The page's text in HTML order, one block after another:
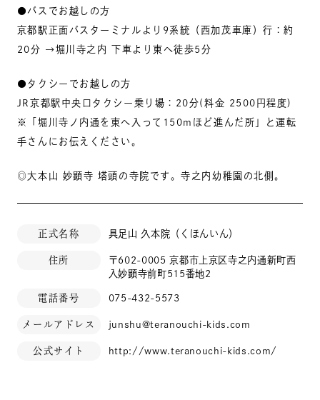
●バスでお越しの方
京都駅正面バスターミナルより9系統（西加茂車庫）行：約
20分 →堀川寺之内 下車より東へ徒歩5分
●タクシーでお越しの方
JR京都駅中央口タクシー乗り場：20分(料金 2500円程度)
※「堀川寺ノ内通を東へ入って150mほど進んだ所」と運転
手さんにお伝えください。
◎大本山 妙顕寺 塔頭の寺院です。寺之内幼稚園の北側。
正式名称 具足山 久本院（くほんいん）
住所
〒602-0005 京都市上京区寺之内通新町西
入妙顕寺前町515番地2
電話番号 075-432-5573
メールアドレス junshu@teranouchi-kids.com
公式サイト http://www.teranouchi-kids.com/